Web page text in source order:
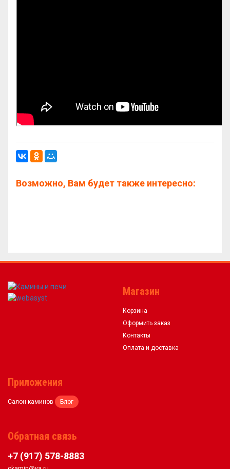
Возможно, Вам будет также интересно:
Магазин
Корзина
Оформить заказ
Контакты
Оплата и доставка
Приложения
Салон каминов Блог
Обратная связь
+7 (917) 578-8883